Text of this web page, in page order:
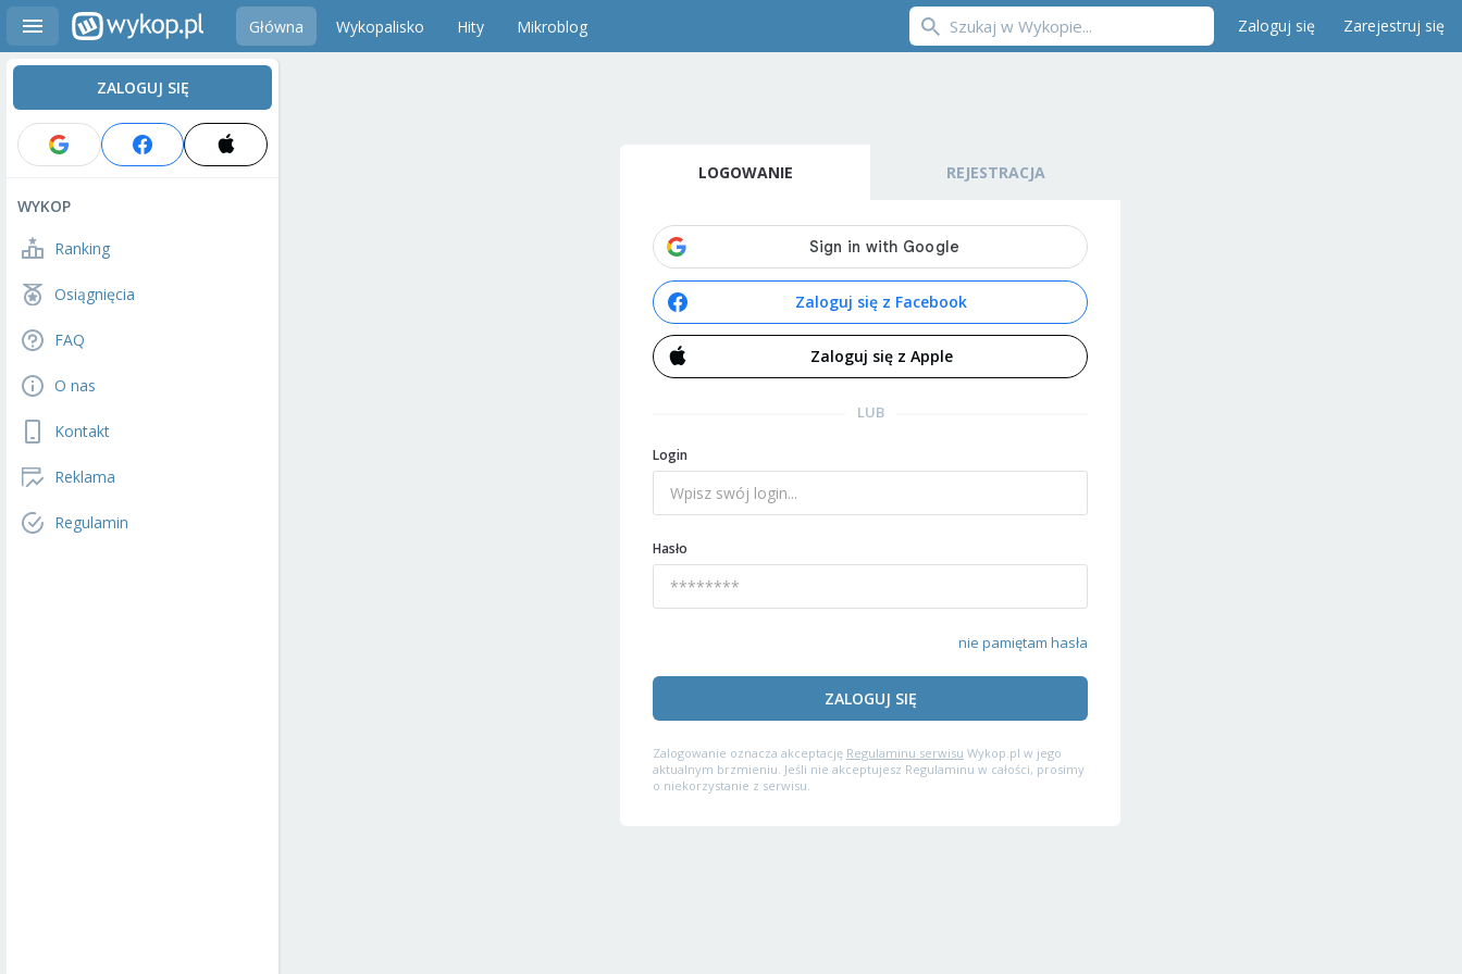
Główna Wykopalisko Hity Mikroblog Zaloguj się Zarejestruj się
ZALOGUJ SIĘ
WYKOP
Ranking
Osiągnięcia
FAQ
O nas
Kontakt
Reklama
Regulamin
LOGOWANIE REJESTRACJA
Zaloguj się z Facebook
Zaloguj się z Apple
LUB
Login
Hasło
nie pamiętam hasła
ZALOGUJ SIĘ
Zalogowanie oznacza akceptację Regulaminu serwisu Wykop.pl w jego
aktualnym brzmieniu. Jeśli nie akceptujesz Regulaminu w całości, prosimy
o niekorzystanie z serwisu.